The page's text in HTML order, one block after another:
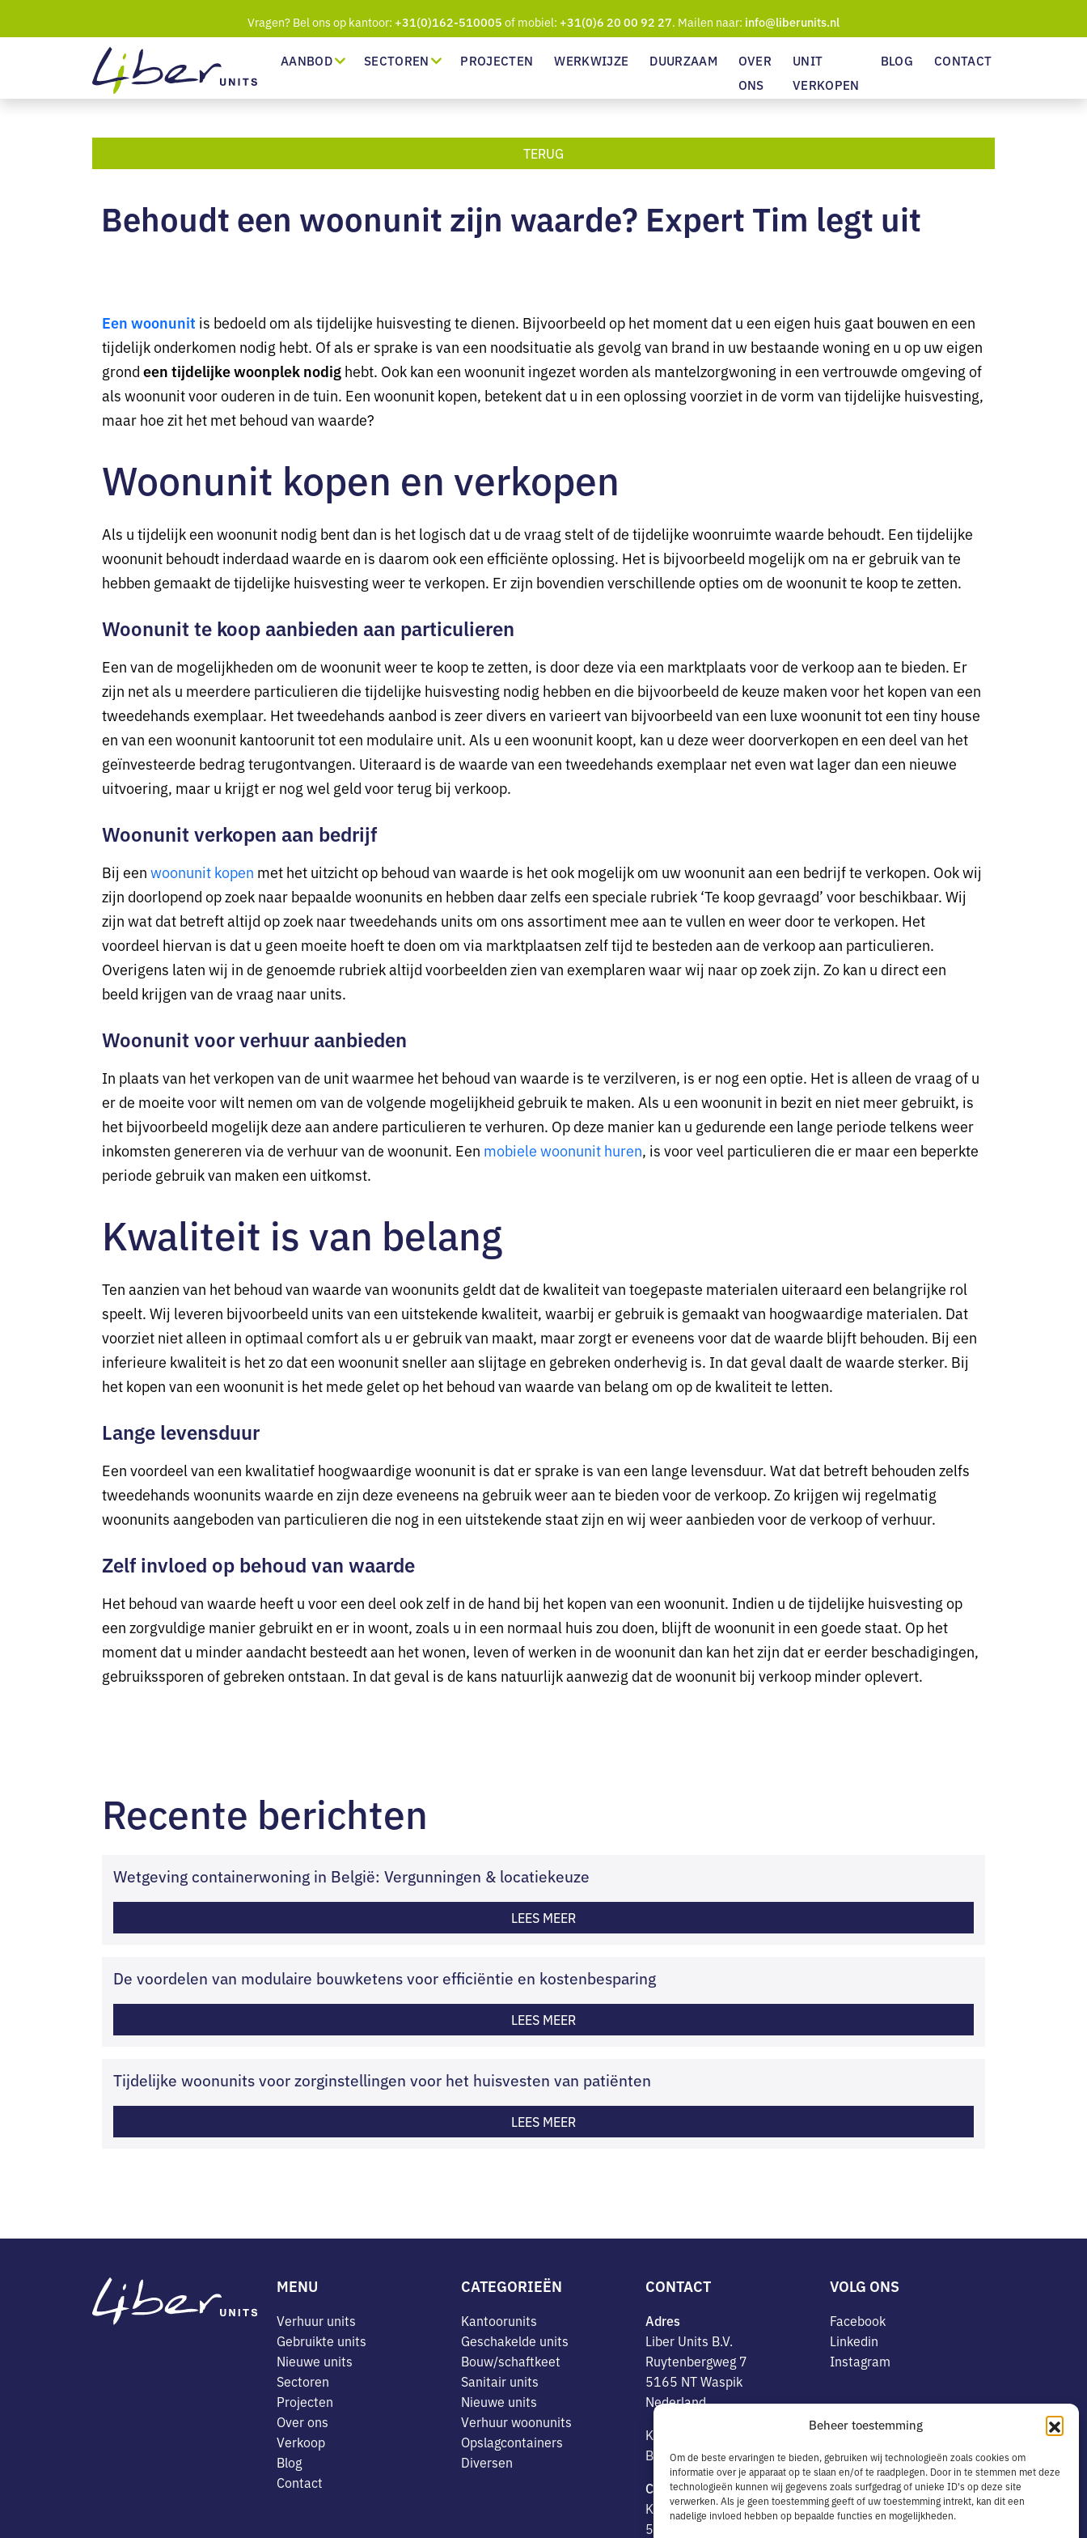
Beheer toestemming
Om de beste ervaringen te bieden, gebruiken wij technologieën zoals cookies om
informatie over je apparaat op te slaan en/of te raadplegen. Door in te stemmen met deze
technologieën kunnen wij gegevens zoals surfgedrag of unieke ID's op deze site
verwerken. Als je geen toestemming geeft of uw toestemming intrekt, kan dit een
nadelige invloed hebben op bepaalde functies en mogelijkheden.
Vragen? Bel ons op kantoor: +31(0)162-510005 of mobiel: +31(0)6 20 00 92 27. Mailen naar: info@liberunits.nl
AANBOD SECTOREN PROJECTEN WERKWIJZE DUURZAAM
OVER
ONS
UNIT
VERKOPEN
BLOG CONTACT
TERUG
Behoudt een woonunit zijn waarde? Expert Tim legt uit
Een woonunit is bedoeld om als tijdelijke huisvesting te dienen. Bijvoorbeeld op het moment dat u een eigen huis gaat bouwen en een
tijdelijk onderkomen nodig hebt. Of als er sprake is van een noodsituatie als gevolg van brand in uw bestaande woning en u op uw eigen
grondeen tijdelijke woonplek nodighebt. Ook kan een woonunit ingezet worden als mantelzorgwoning in een vertrouwde omgeving of
als woonunit voor ouderen in de tuin. Een woonunit kopen, betekent dat u in een oplossing voorziet in de vorm van tijdelijke huisvesting,
maar hoe zit het met behoud van waarde?
Woonunit kopen en verkopen
Als u tijdelijk een woonunit nodig bent dan is het logisch dat u de vraag stelt of de tijdelijke woonruimte waarde behoudt. Een tijdelijke
woonunit behoudt inderdaad waarde en is daarom ook een efficiënte oplossing. Het is bijvoorbeeld mogelijk om na er gebruik van te
hebben gemaakt de tijdelijke huisvesting weer te verkopen. Er zijn bovendien verschillende opties om de woonunit te koop te zetten.
Woonunit te koop aanbieden aan particulieren
Een van de mogelijkheden om de woonunit weer te koop te zetten, is door deze via een marktplaats voor de verkoop aan te bieden. Er
zijn net als u meerdere particulieren die tijdelijke huisvesting nodig hebben en die bijvoorbeeld de keuze maken voor het kopen van een
tweedehands exemplaar. Het tweedehands aanbod is zeer divers en varieert van bijvoorbeeld van een luxe woonunit tot een tiny house
en van een woonunit kantoorunit tot een modulaire unit. Als u een woonunit koopt, kan u deze weer doorverkopen en een deel van het
geïnvesteerde bedrag terugontvangen. Uiteraard is de waarde van een tweedehands exemplaar net even wat lager dan een nieuwe
uitvoering, maar u krijgt er nog wel geld voor terug bij verkoop.
Woonunit verkopen aan bedrijf
Bij eenwoonunit kopen met het uitzicht op behoud van waarde is het ook mogelijk om uw woonunit aan een bedrijf te verkopen. Ook wij
zijn doorlopend op zoek naar bepaalde woonunits en hebben daar zelfs een speciale rubriek ‘Te koop gevraagd’ voor beschikbaar. Wij
zijn wat dat betreft altijd op zoek naar tweedehands units om ons assortiment mee aan te vullen en weer door te verkopen. Het
voordeel hiervan is dat u geen moeite hoeft te doen om via marktplaatsen zelf tijd te besteden aan de verkoop aan particulieren.
Overigens laten wij in de genoemde rubriek altijd voorbeelden zien van exemplaren waar wij naar op zoek zijn. Zo kan u direct een
beeld krijgen van de vraag naar units.
Woonunit voor verhuur aanbieden
In plaats van het verkopen van de unit waarmee het behoud van waarde is te verzilveren, is er nog een optie. Het is alleen de vraag of u
er de moeite voor wilt nemen om van de volgende mogelijkheid gebruik te maken. Als u een woonunit in bezit en niet meer gebruikt, is
het bijvoorbeeld mogelijk deze aan andere particulieren te verhuren. Op deze manier kan u gedurende een lange periode telkens weer
inkomsten genereren via de verhuur van de woonunit. Een mobiele woonunit huren, is voor veel particulieren die er maar een beperkte
periode gebruik van maken een uitkomst.
Kwaliteit is van belang
Ten aanzien van het behoud van waarde van woonunits geldt dat de kwaliteit van toegepaste materialen uiteraard een belangrijke rol
speelt. Wij leveren bijvoorbeeld units van een uitstekende kwaliteit, waarbij er gebruik is gemaakt van hoogwaardige materialen. Dat
voorziet niet alleen in optimaal comfort als u er gebruik van maakt, maar zorgt er eveneens voor dat de waarde blijft behouden. Bij een
inferieure kwaliteit is het zo dat een woonunit sneller aan slijtage en gebreken onderhevig is. In dat geval daalt de waarde sterker. Bij
het kopen van een woonunit is het mede gelet op het behoud van waarde van belang om op de kwaliteit te letten.
Lange levensduur
Een voordeel van een kwalitatief hoogwaardige woonunit is dat er sprake is van een lange levensduur. Wat dat betreft behouden zelfs
tweedehands woonunits waarde en zijn deze eveneens na gebruik weer aan te bieden voor de verkoop. Zo krijgen wij regelmatig
woonunits aangeboden van particulieren die nog in een uitstekende staat zijn en wij weer aanbieden voor de verkoop of verhuur.
Zelf invloed op behoud van waarde
Het behoud van waarde heeft u voor een deel ook zelf in de hand bij het kopen van een woonunit. Indien u de tijdelijke huisvesting op
een zorgvuldige manier gebruikt en er in woont, zoals u in een normaal huis zou doen, blijft de woonunit in een goede staat. Op het
moment dat u minder aandacht besteedt aan het wonen, leven of werken in de woonunit dan kan het zijn dat er eerder beschadigingen,
gebruikssporen of gebreken ontstaan. In dat geval is de kans natuurlijk aanwezig dat de woonunit bij verkoop minder oplevert.
Recente berichten
Wetgeving containerwoning in België: Vergunningen & locatiekeuze
LEES MEER
De voordelen van modulaire bouwketens voor efficiëntie en kostenbesparing
LEES MEER
Tijdelijke woonunits voor zorginstellingen voor het huisvesten van patiënten
LEES MEER
MENU
Verhuur units
Gebruikte units
Nieuwe units
Sectoren
Projecten
Over ons
Verkoop
Blog
Contact
CATEGORIEËN
Kantoorunits
Geschakelde units
Bouw/schaftkeet
Sanitair units
Nieuwe units
Verhuur woonunits
Opslagcontainers
Diversen
CONTACT
Adres
Liber Units B.V.
Ruytenbergweg 7
5165 NT Waspik
Nederland
K.v.K. nr. 18078773
BTW-NL 8146.24.091.B01
Contactgegevens
Kantoor: +31(0)162-
510005
VOLG ONS
Facebook
Linkedin
Instagram
Privacyverklaring
Cookiebeleid
Leveringsservice in België